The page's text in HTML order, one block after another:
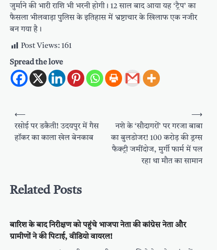
जुर्माने की भारी राशि भी भरनी होगी। 12 साल बाद आया यह ‘ट्रैप’ का
फैसला भीलवाड़ा पुलिस के इतिहास में भ्रष्टाचार के खिलाफ एक नजीर
बन गया है।
Post Views: 161
Spread the love
Post
navigation
⟵
रसोई पर डकैती! उदयपुर में गैस
हॉकर का काला खेल बेनकाब
नशे के ‘सौदागरों’ पर गरजा बाबा
का बुलडोजर! 100 करोड़ की ड्रग्स
फैक्ट्री जमींदोज, मुर्गी फार्म में पल
रहा था मौत का सामान
⟶
Related Posts
बारिश के बाद निरीक्षण को पहुंचे भाजपा नेता की कांग्रेस नेता और
ग्रामीणों ने की पिटाई, वीडियो वायरल!